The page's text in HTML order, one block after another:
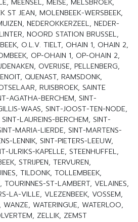
MEENSEL, MEISE, MELSBROEK,
ST JEAN, MOLENBEEK-WERSBEEK,
NEDEROKKERZEEL, NEDER-
NOORD STATION BRUSSEL,
O.L.V. TIELT, OHAIN 1, OHAIN 2,
OP-OHAIN 1, OP-OHAIN 2,
OVERIJSE, PELLENBERG,
QUENAST, RAMSDONK,
RUISBROEK, SAINTE
AGATHA-BERCHEM, SINT-
WAAS, SINT-JOOST-TEN-NODE,
LAUREINS-BERCHEM, SINT-
MARIA-LIERDE, SINT-MARTENS-
LENNIK, SINT-PIETERS-LEEUW,
ULRIKS-KAPELLE, STEENHUFFEL,
STRIJPEN, TERVUREN,
TILDONK, TOLLEMBEEK,
TOURINNES-ST-LAMBERT, VELAINES,
LA-VILLE, VLEZENBEEK, VOSSEM,
WATERINGUE, WATERLOO,
ZELLIK, ZEMST